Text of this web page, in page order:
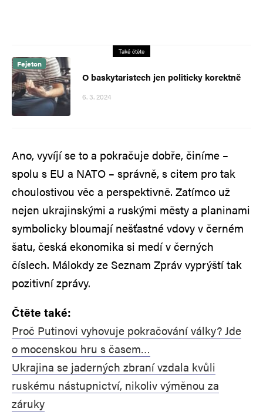
Také čtěte
Fejeton
O baskytaristech jen politicky korektně
6. 3. 2024
Ano, vyvíjí se to a pokračuje dobře, činíme –
spolu s EU a NATO – správně, s citem pro tak
choulostivou věc a perspektivně. Zatímco už
nejen ukrajinskými a ruskými městy a planinami
symbolicky bloumají nešťastné vdovy v černém
šatu, česká ekonomika si medí v černých
číslech. Málokdy ze Seznam Zpráv vyprýští tak
pozitivní zprávy.
Čtěte také:
Proč Putinovi vyhovuje pokračování války? Jde
o mocenskou hru s časem…
Ukrajina se jaderných zbraní vzdala kvůli
ruskému nástupnictví, nikoliv výměnou za
záruky